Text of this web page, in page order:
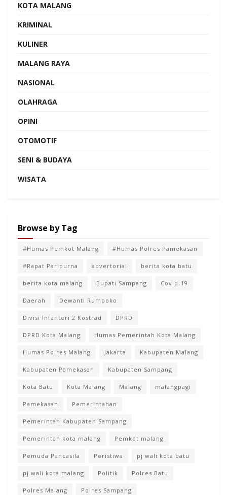
KOTA MALANG
KRIMINAL
KULINER
MALANG RAYA
NASIONAL
OLAHRAGA
OPINI
OTOMOTIF
SENI & BUDAYA
WISATA
Browse by Tag
#Humas Pemkot Malang #Humas Polres Pamekasan
#Rapat Paripurna advertorial berita kota batu
berita kota malang Bupati Sampang Covid-19
Daerah Dewanti Rumpoko
Divisi Infanteri 2 Kostrad DPRD
DPRD Kota Malang Humas Pemerintah Kota Malang
Humas Polres Malang Jakarta Kabupaten Malang
Kabupaten Pamekasan Kabupaten Sampang
Kota Batu Kota Malang Malang malangpagi
Pamekasan Pemerintahan
Pemerintah Kabupaten Sampang
Pemerintah kota malang Pemkot malang
Pemuda Pancasila Peristiwa pj wali kota batu
pj wali kota malang Politik Polres Batu
Polres Malang Polres Sampang